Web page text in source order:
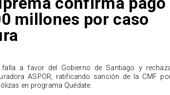
millones por caso
falla a favor del Gobierno de Santiago y
ASPOR, ratificando sanción de la CMF
en programa Quédate.